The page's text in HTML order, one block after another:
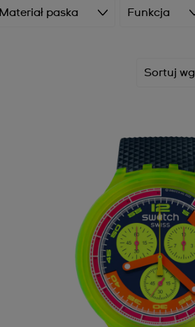
Materiał paska Funkcja
Sortuj wg